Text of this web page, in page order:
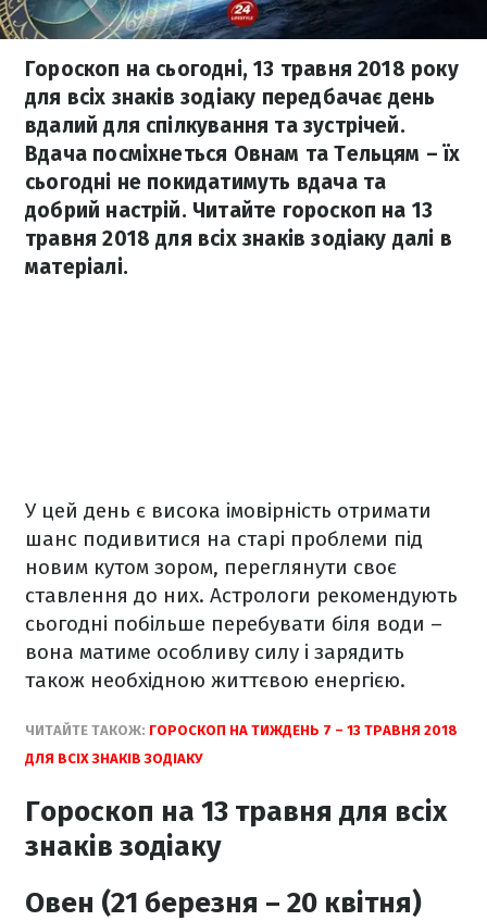
Гороскоп на сьогодні, 13 травня 2018 року
для всіх знаків зодіаку передбачає день
вдалий для спілкування та зустрічей.
Вдача посміхнеться Овнам та Тельцям – їх
сьогодні не покидатимуть вдача та
добрий настрій. Читайте гороскоп на 13
травня 2018 для всіх знаків зодіаку далі в
матеріалі.
У цей день є висока імовірність отримати
шанс подивитися на старі проблеми під
новим кутом зором, переглянути своє
ставлення до них. Астрологи рекомендують
сьогодні побільше перебувати біля води –
вона матиме особливу силу і зарядить
також необхідною життєвою енергією.
ЧИТАЙТЕ ТАКОЖ: ГОРОСКОП НА ТИЖДЕНЬ 7 – 13 ТРАВНЯ 2018
ДЛЯ ВСІХ ЗНАКІВ ЗОДІАКУ
Гороскоп на 13 травня для всіх
знаків зодіаку
Овен (21 березня – 20 квітня)